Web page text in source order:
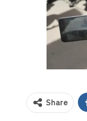
Share